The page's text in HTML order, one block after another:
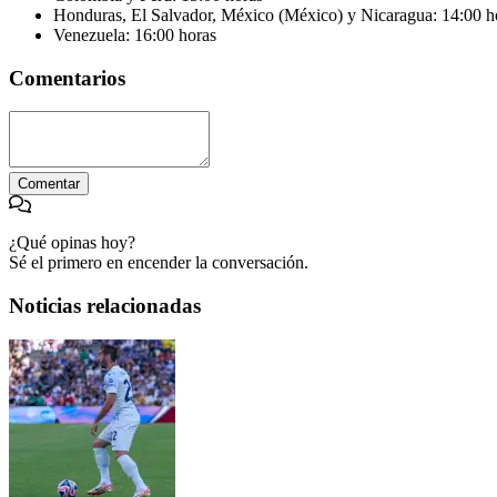
Honduras, El Salvador, México (México) y Nicaragua: 14:00
Venezuela: 16:00 horas
Comentarios
Comentar
¿Qué opinas hoy?
Sé el primero en encender la conversación.
Noticias relacionadas